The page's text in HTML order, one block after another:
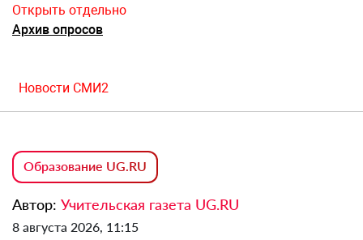
Открыть отдельно
Архив опросов
Новости СМИ2
Образование UG.RU
Автор: Учительская газета UG.RU
8 августа 2026, 11:15